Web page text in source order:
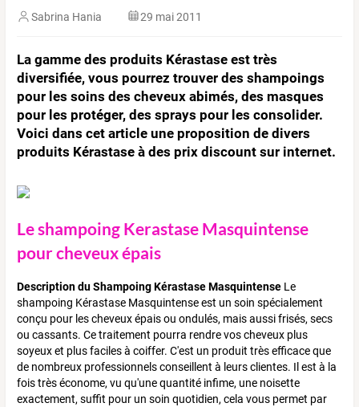
Sabrina Hania 29 mai 2011
La gamme des produits Kérastase est très
diversifiée, vous pourrez trouver des shampoings
pour les soins des cheveux abimés, des masques
pour les protéger, des sprays pour les consolider.
Voici dans cet article une proposition de divers
produits Kérastase à des prix discount sur internet.
Le shampoing Kerastase Masquintense
pour cheveux épais
Description du Shampoing Kérastase Masquintense Le
shampoing Kérastase Masquintense est un soin spécialement
conçu pour les cheveux épais ou ondulés, mais aussi frisés, secs
ou cassants. Ce traitement pourra rendre vos cheveux plus
soyeux et plus faciles à coiffer. C'est un produit très efficace que
de nombreux professionnels conseillent à leurs clientes. Il est à la
fois très économe, vu qu'une quantité infime, une noisette
exactement, suffit pour un soin quotidien, cela vous permet par